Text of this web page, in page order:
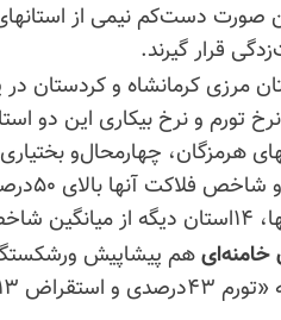
صورت دست‌کم نیمی از
قرار گیرند.
هرمزگان، چهارمحال‌و
کرده
هستند.
خامنه‌ایهم پیشاپیش
میراث دولت تدبیر و امید برای دولت بعدی».